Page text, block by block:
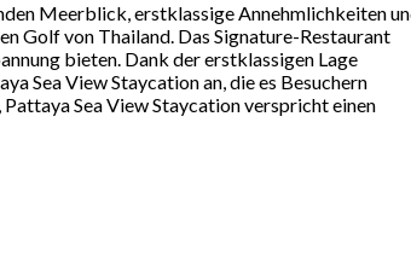
Meerblick, erstklassige Annehmlichkeiten
Golf von Thailand. Das Signature-Restaurant
bieten. Dank der erstklassigen Lage
Sea View Staycation an, die es Besuchern
Sea View Staycation verspricht einen